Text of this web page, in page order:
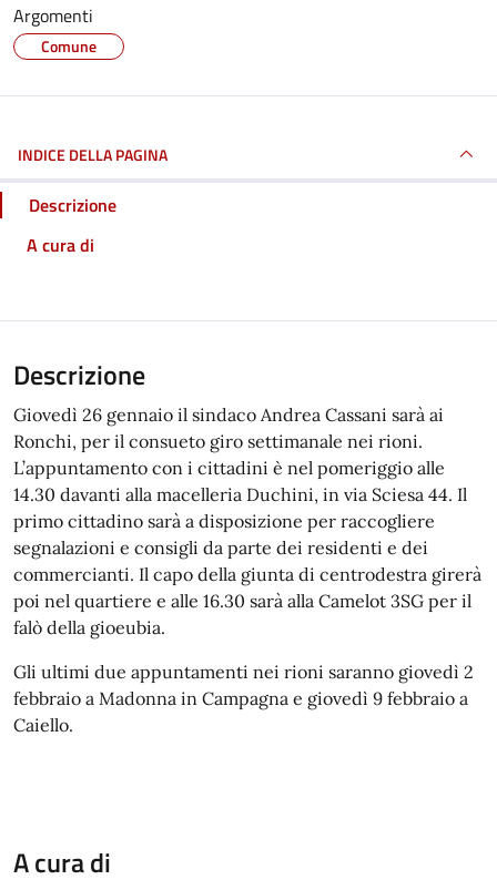
Argomenti
Comune
INDICE DELLA PAGINA
Descrizione
A cura di
Descrizione
Giovedì 26 gennaio il sindaco Andrea Cassani sarà ai
Ronchi, per il consueto giro settimanale nei rioni.
L’appuntamento con i cittadini è nel pomeriggio alle
14.30 davanti alla macelleria Duchini, in via Sciesa 44. Il
primo cittadino sarà a disposizione per raccogliere
segnalazioni e consigli da parte dei residenti e dei
commercianti. Il capo della giunta di centrodestra girerà
poi nel quartiere e alle 16.30 sarà alla Camelot 3SG per il
falò della gioeubia.
Gli ultimi due appuntamenti nei rioni saranno giovedì 2
febbraio a Madonna in Campagna e giovedì 9 febbraio a
Caiello.
A cura di